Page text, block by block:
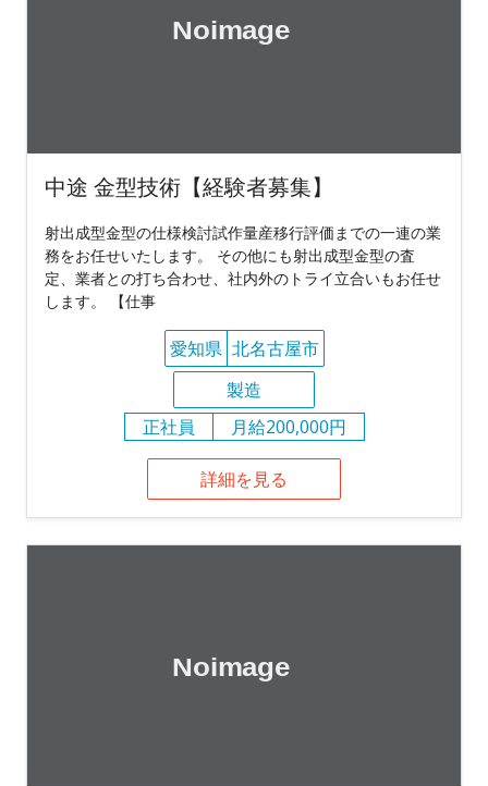
中途 金型技術【経験者募集】
射出成型金型の仕様検討試作量産移行評価までの一連の業
務をお任せいたします。 その他にも射出成型金型の査
定、業者との打ち合わせ、社内外のトライ立合いもお任せ
します。 【仕事
愛知県 北名古屋市
製造
正社員
月給200,000円
詳細を見る